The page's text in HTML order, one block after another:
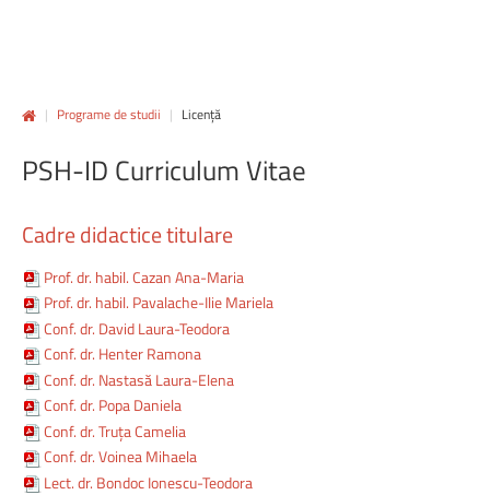
| Programe de studii | Licență
PSH-ID CurriculumVitae
Cadredidacticetitulare
Prof. dr. habil. Cazan Ana-Maria
Prof. dr. habil. Pavalache-Ilie Mariela
Conf. dr. David Laura-Teodora
Conf. dr. Henter Ramona
Conf. dr. Nastasă Laura-Elena
Conf. dr. Popa Daniela
Conf. dr. Truța Camelia
Conf. dr. Voinea Mihaela
Lect. dr. Bondoc Ionescu-Teodora